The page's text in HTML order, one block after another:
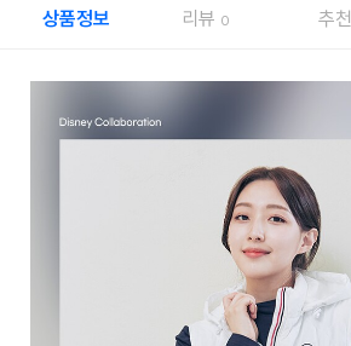
상품정보 리뷰 0 추천